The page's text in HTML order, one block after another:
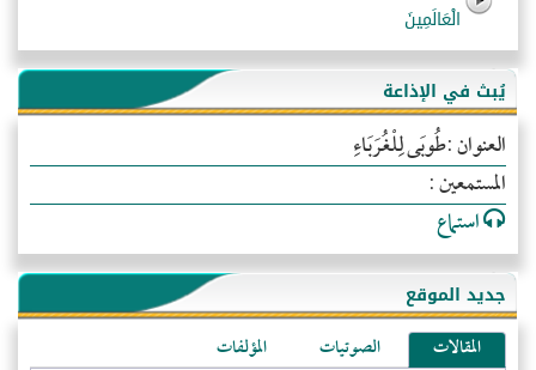
الْعَالَمِينَ
يُبث في الإذاعة
العنوان :طُوبَى لِلْغُرَبَاءِ
المستمعين :
استماع
جديد الموقع
المقالات الصوتيات
المؤلفات